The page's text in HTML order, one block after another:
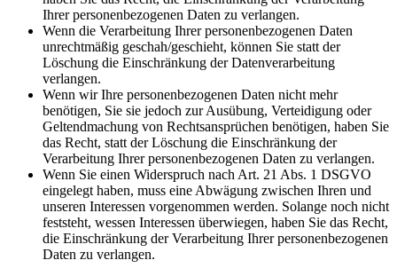
Ihrer personenbezogenen Daten zu verlangen.
Wenn die Verarbeitung Ihrer personenbezogenen Daten
unrechtmäßig geschah/geschieht, können Sie statt der
Löschung die Einschränkung der Datenverarbeitung
verlangen.
Wenn wir Ihre personenbezogenen Daten nicht mehr
benötigen, Sie sie jedoch zur Ausübung, Verteidigung oder
Geltendmachung von Rechtsansprüchen benötigen, haben Sie
das Recht, statt der Löschung die Einschränkung der
Verarbeitung Ihrer personenbezogenen Daten zu verlangen.
Wenn Sie einen Widerspruch nach Art. 21 Abs. 1 DSGVO
eingelegt haben, muss eine Abwägung zwischen Ihren und
unseren Interessen vorgenommen werden. Solange noch nicht
feststeht, wessen Interessen überwiegen, haben Sie das Recht,
die Einschränkung der Verarbeitung Ihrer personenbezogenen
Daten zu verlangen.